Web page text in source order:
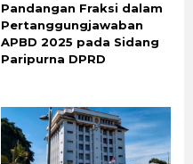
Pandangan Fraksi dalam
Pertanggungjawaban
APBD 2025 pada Sidang
Paripurna DPRD